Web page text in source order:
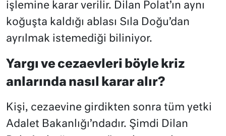
işlemine karar verilir. Dilan Polat’ın aynı
koğuşta kaldığı ablası Sıla Doğu’dan
ayrılmak istemediği biliniyor.
Yargı ve cezaevleri böyle kriz
anlarında nasıl karar alır?
Kişi, cezaevine girdikten sonra tüm yetki
Adalet Bakanlığı’ndadır. Şimdi Dilan